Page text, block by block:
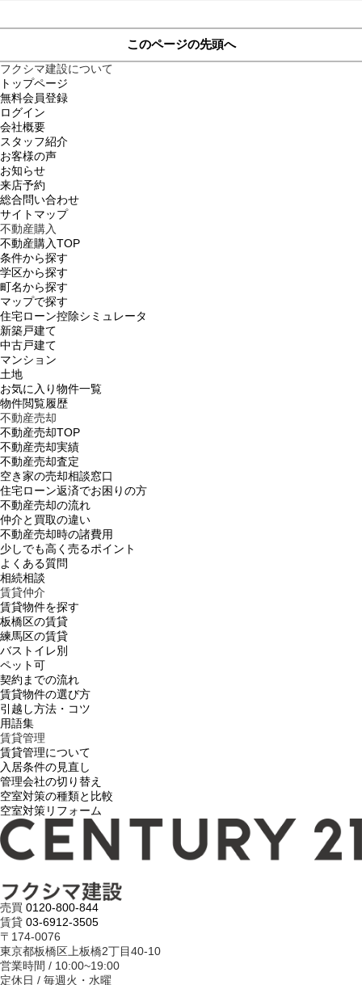
このページの先頭へ
フクシマ建設について
トップページ
無料会員登録
ログイン
会社概要
スタッフ紹介
お客様の声
お知らせ
来店予約
総合問い合わせ
サイトマップ
不動産購入
不動産購入TOP
条件から探す
学区から探す
町名から探す
マップで探す
住宅ローン控除シミュレータ
新築戸建て
中古戸建て
マンション
土地
お気に入り物件一覧
物件閲覧履歴
不動産売却
不動産売却TOP
不動産売却実績
不動産売却査定
空き家の売却相談窓口
住宅ローン返済でお困りの方
不動産売却の流れ
仲介と買取の違い
不動産売却時の諸費用
少しでも高く売るポイント
よくある質問
相続相談
賃貸仲介
賃貸物件を探す
板橋区の賃貸
練馬区の賃貸
バストイレ別
ペット可
契約までの流れ
賃貸物件の選び方
引越し方法・コツ
用語集
賃貸管理
賃貸管理について
入居条件の見直し
管理会社の切り替え
空室対策の種類と比較
空室対策リフォーム
売買 0120-800-844
賃貸 03-6912-3505
〒174-0076
東京都板橋区上板橋2丁目40-10
営業時間 / 10:00~19:00
定休日 / 毎週火・水曜